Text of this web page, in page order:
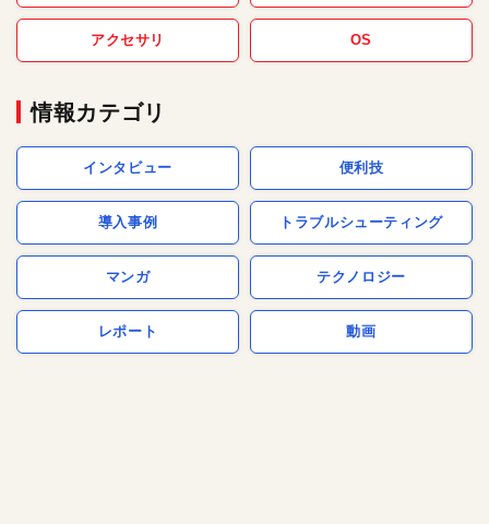
アクセサリ OS
情報カテゴリ
インタビュー 便利技
導入事例 トラブルシューティング
マンガ テクノロジー
レポート 動画